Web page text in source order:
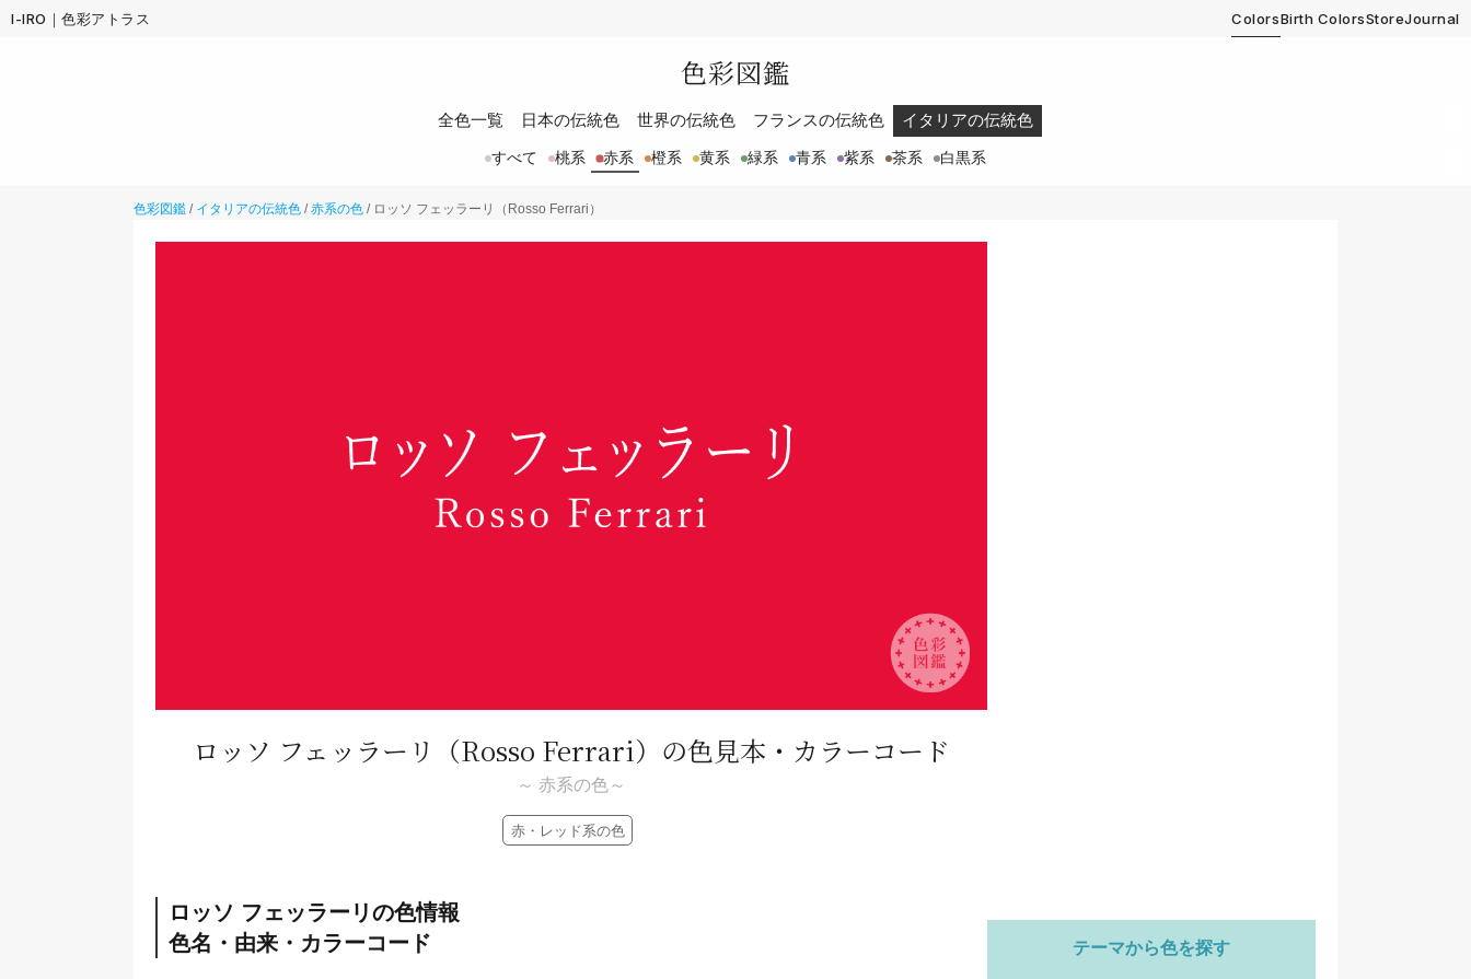
I-IRO｜色彩アトラス ColorsBirth ColorsStoreJournal
色彩図鑑
全色一覧 日本の伝統色 世界の伝統色 フランスの伝統色 イタリアの伝統色
すべて 桃系 赤系 橙系 黄系 緑系 青系 紫系 茶系 白黒系
色彩図鑑 / イタリアの伝統色 / 赤系の色 /ロッソ フェッラーリ（Rosso Ferrari）
ロッソ フェッラーリ （Rosso Ferrari） の色見本・カラーコード
～ 赤系の色～
赤・レッド系の色
ロッソ フェッラーリの色情報
色名・由来・カラーコード
テーマから色を探す